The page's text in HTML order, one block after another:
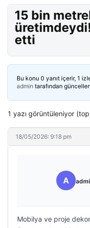
15 bin
etti
Bu konu 0 yanıt içerir, 1
admin tarafından
1 yazı görüntüleniyor
18/05/2026: 9:18 pm
A
Mobilya ve proje